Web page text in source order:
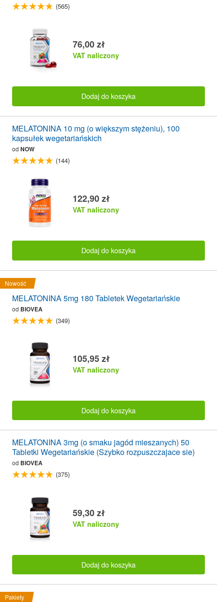
(565)
76,00 zł
VAT naliczony
Dodaj do koszyka
MELATONINA 10 mg (o większym stężeniu), 100
kapsułek wegetariańskich
od NOW
(144)
122,90 zł
VAT naliczony
Dodaj do koszyka
Nowość
MELATONINA 5mg 180 Tabletek Wegetariańskie
od BIOVEA
(349)
105,95 zł
VAT naliczony
Dodaj do koszyka
MELATONINA 3mg (o smaku jagód mieszanych) 50
Tabletki Wegetariańskie (Szybko rozpuszczajace sie)
od BIOVEA
(375)
59,30 zł
VAT naliczony
Dodaj do koszyka
Pakiety